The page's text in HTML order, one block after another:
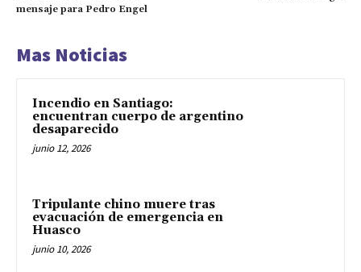
mensaje para Pedro Engel
Mas Noticias
Incendio en Santiago:
encuentran cuerpo de argentino
desaparecido
junio 12, 2026
Tripulante chino muere tras
evacuación de emergencia en
Huasco
junio 10, 2026